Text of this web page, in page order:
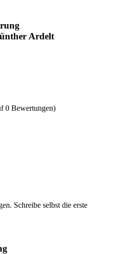
Ardelt
0 Bewertungen)
Schreibe selbst die erste